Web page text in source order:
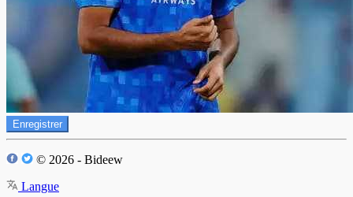
Enregistrer
© 2026 - Bideew
Langue